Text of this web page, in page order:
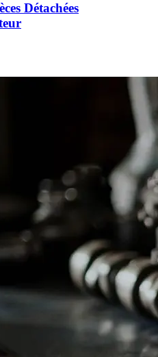
Détachées